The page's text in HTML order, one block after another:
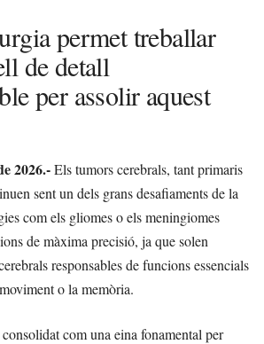
permet treballar
de detall
per assolir aquest
2026.-Els tumors cerebrals, tant primaris
sent un dels grans desafiaments de la
com els gliomes o els meningiomes
de màxima precisió, ja que solen
responsables de funcions essencials
o la memòria.
com una eina fonamental per